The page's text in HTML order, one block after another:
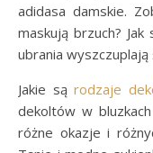
adidasa damskie.
maskują brzuch? Jak
ubrania wyszczuplają
Jakie sąrodzaje
dekoltów w
różne okazje i